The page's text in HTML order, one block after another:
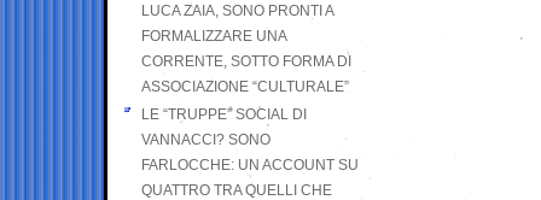
LUCA ZAIA, SONO PRONTI A
FORMALIZZARE UNA
CORRENTE, SOTTO FORMA DI
ASSOCIAZIONE “CULTURALE”
LE “TRUPPE” SOCIAL DI
VANNACCI? SONO
FARLOCCHE: UN ACCOUNT SU
QUATTRO TRA QUELLI CHE